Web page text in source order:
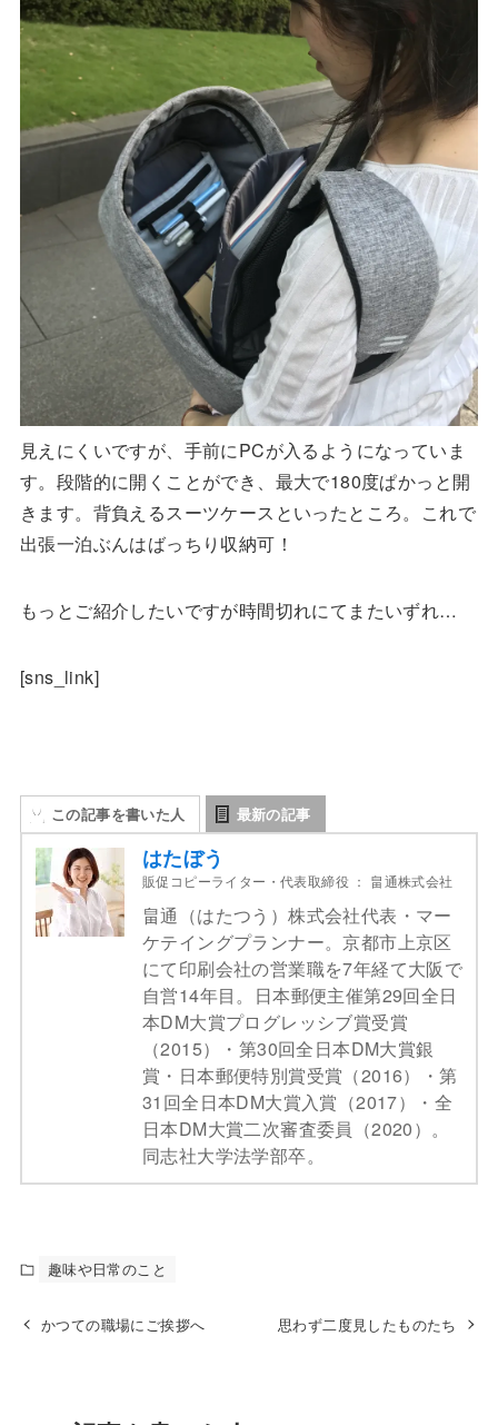
見えにくいですが、手前にPCが入るようになっていま
す。段階的に開くことができ、最大で180度ぱかっと開
きます。背負えるスーツケースといったところ。これで
出張一泊ぶんはばっちり収納可！
もっとご紹介したいですが時間切れにてまたいずれ…
[sns_link]
この記事を書いた人 最新の記事
はたぼう
販促コピーライター・代表取締役 ： 畠通株式会社
畠通（はたつう）株式会社代表・マー
ケテイングプランナー。京都市上京区
にて印刷会社の営業職を7年経て大阪で
自営14年目。日本郵便主催第29回全日
本DM大賞プログレッシブ賞受賞
（2015）・第30回全日本DM大賞銀
賞・日本郵便特別賞受賞（2016）・第
31回全日本DM大賞入賞（2017）・全
日本DM大賞二次審査委員（2020）。
同志社大学法学部卒。
趣味や日常のこと
かつての職場にご挨拶へ 思わず二度見したものたち